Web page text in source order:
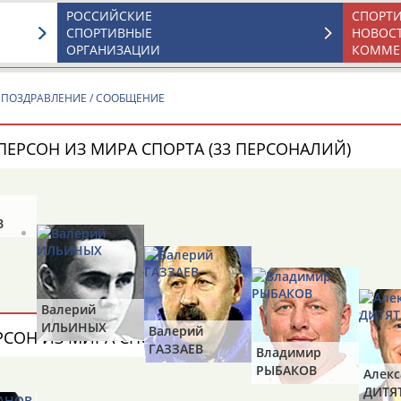
Профессия
Спортивное звание
Чемпион
Результаты поиска: 13181
Аслаудин
Елена
АБАИМОВА
Мария
АБАКУМОВА
Юлия
АБАЛАКИНА
РОССИЙСКИЕ
СПОРТИВНЫЕ
ОРГАНИЗАЦИИ
/ СООБЩЕНИЕ
ИЗ МИРА СПОРТА (33 ПЕРСОНАЛИЙ)
Валерий
ИЛЬИНЫХ
Валерий
ГАЗЗАЕВ
Владимир
РЫБАКОВ
ИЗ МИРА СПОРТА (6 ПЕРСОНАЛИЙ)